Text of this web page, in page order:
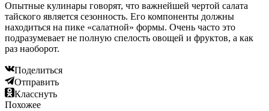
Опытные кулинары говорят, что важнейшей чертой салата
тайского является сезонность. Его компоненты должны
находиться на пике «салатной» формы. Очень часто это
подразумевает не полную спелость овощей и фруктов, а как
раз наоборот.
Поделиться
Отправить
Класснуть
Похожее